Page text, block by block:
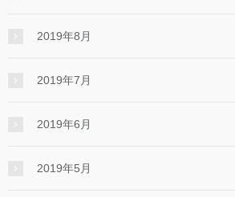
2019年8月
2019年7月
2019年6月
2019年5月